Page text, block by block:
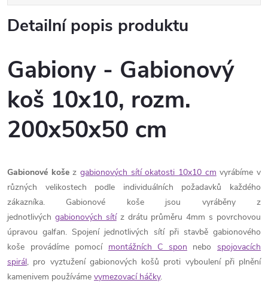
Detailní popis produktu
Gabiony - Gabionový
koš 10x10, rozm.
200x50x50 cm
Gabionové košezgabionových sítí okatosti 10x10 cm vyrábíme v
různých velikostech podle individuálních požadavků každého
zákazníka. Gabionové koše jsou vyráběny z
jednotlivých gabionových sítíz drátu průměru 4mm s povrchovou
úpravou galfan. Spojení jednotlivých sítí při stavbě gabionového
koše provádíme pomocí montážních C spon nebo spojovacích
spirál, pro vyztužení gabionových košů proti vyboulení při plnění
kamenivem používáme vymezovací háčky.